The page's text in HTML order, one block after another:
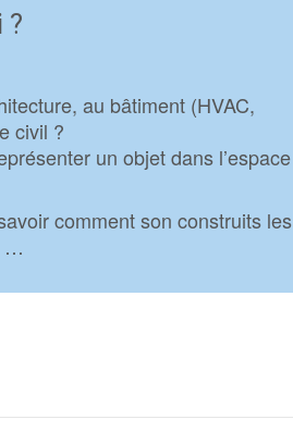
?
au bâtiment (HVAC,
civil ?
un objet dans l’espace
comment son construits les
…